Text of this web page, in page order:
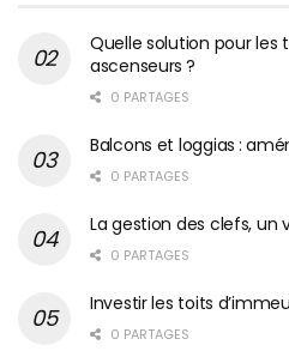
Quelle solution pour les
ascenseurs ?
0 PARTAGES
Balcons et loggias :
0 PARTAGES
La gestion des clefs, un
0 PARTAGES
Investir les toits
0 PARTAGES